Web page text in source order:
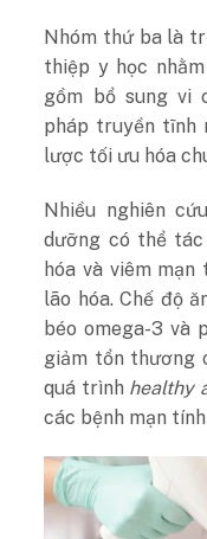
Nhóm thứ ba là
thiệp y học
gồm bổ sung vi
pháp truyền tĩnh
lược tối ưu hóa
Nhiều nghiên
dưỡng có thể
hóa và viêm
lão hóa. Chế độ
béo omega-3 và
giảm tổn thương
quá trình healthy
các bệnh mạn